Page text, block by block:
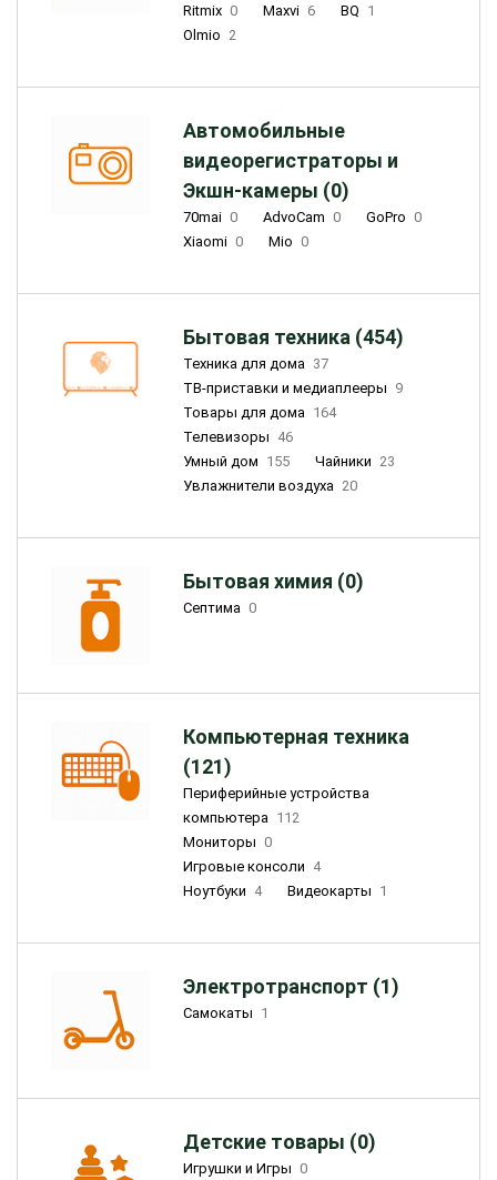
Ritmix 0 Maxvi 6 BQ 1
Olmio 2
Автомобильные
видеорегистраторы и
Экшн-камеры (0)
70mai 0 AdvoCam 0 GoPro 0
Xiaomi 0 Mio 0
Бытовая техника (454)
Техника для дома 37
ТВ-приставки и медиаплееры 9
Товары для дома 164
Телевизоры 46
Умный дом 155 Чайники 23
Увлажнители воздуха 20
Бытовая химия (0)
Септима 0
Компьютерная техника
(121)
Периферийные устройства
компьютера 112
Мониторы 0
Игровые консоли 4
Ноутбуки 4 Видеокарты 1
Электротранспорт (1)
Самокаты 1
Детские товары (0)
Игрушки и Игры 0